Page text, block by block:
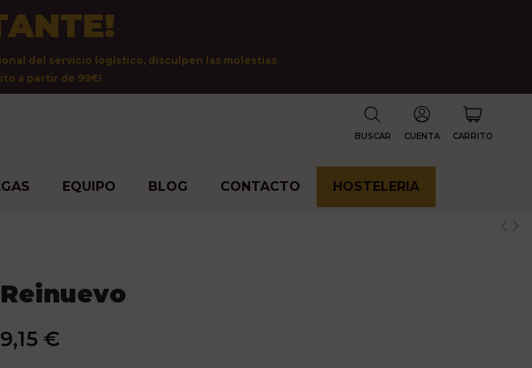
del servicio logístico, disculpen las molestias
a partir de 99€!
BUSCAR CUENTA CARRITO
EQUIPO BLOG CONTACTO HOSTELERIA
Reinuevo
9,15 €